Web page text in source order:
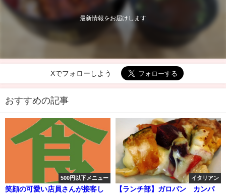
最新情報をお届けします
Xでフォローしよう
おすすめの記事
500円以下メニュー
笑顔の可愛い店員さんが接客し
イタリアン
【ランチ部】ガロパン カンパ